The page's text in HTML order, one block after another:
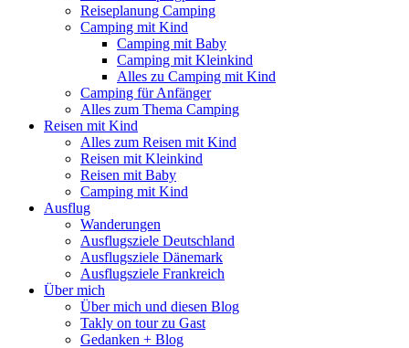
Reiseplanung Camping
Camping mit Kind
Camping mit Baby
Camping mit Kleinkind
Alles zu Camping mit Kind
Camping für Anfänger
Alles zum Thema Camping
Reisen mit Kind
Alles zum Reisen mit Kind
Reisen mit Kleinkind
Reisen mit Baby
Camping mit Kind
Ausflug
Wanderungen
Ausflugsziele Deutschland
Ausflugsziele Dänemark
Ausflugsziele Frankreich
Über mich
Über mich und diesen Blog
Takly on tour zu Gast
Gedanken + Blog